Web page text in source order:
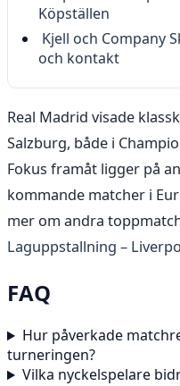
Köpställen
Kjell och Company
och kontakt
Real Madrid visade
Salzburg, både i
Fokus framåt ligger på
kommande matcher i
mer om andra
Laguppstallning –
FAQ
Hur påverkade
turneringen?
Vilka nyckelspelare